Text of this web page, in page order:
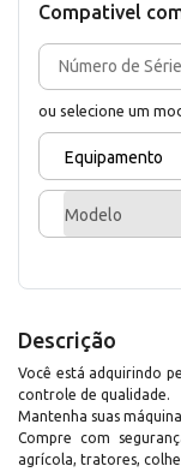
Compativel
ou selecione um
Equipamento
Modelo
Descrição
Você está adquirindo
controle de qualidade.
Mantenha suas
Compre com
agrícola, tratores,